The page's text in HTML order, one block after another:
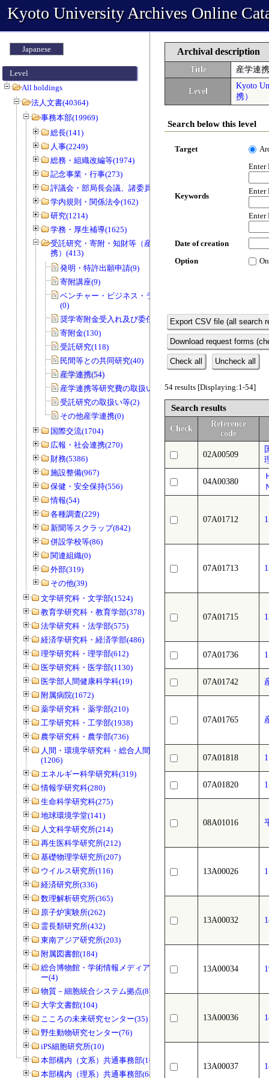
Kyoto University Archives Online
Japanese
Level
All holdings
法人文書(40364)
事務本部(19969)
総長(141)
人事(2249)
総務・組織改編等(1974)
記念事業・行事(273)
評議会・部局長会議、諸委員会等(1466)
学内規則・関係法令(162)
研究(1214)
学務・厚生補導(1625)
受託研究・寄附・知財等（産官学連
携）(413)
発明・特許出願申請(9)
寄附講座(9)
ベンチャー・ビジネス・ラボラトリー
(0)
奨学寄附金受入れ及び委任経理金(51)
寄附金(130)
受託研究(118)
民間等との共同研究(40)
産学連携(54)
産学連携等研究費の取扱い等(0)
受託研究の取扱い等(2)
その他産学連携(0)
国際交流(1704)
広報・社会連携(270)
財務(5386)
施設整備(967)
保健・安全保持(556)
情報(54)
各種調査(229)
新聞等スクラップ(842)
併設学校等(86)
関連組織(0)
外部(319)
その他(39)
文学研究科・文学部(1524)
教育学研究科・教育学部(378)
法学研究科・法学部(575)
経済学研究科・経済学部(486)
理学研究科・理学部(612)
医学研究科・医学部(1130)
医学部人間健康科学科(19)
附属病院(1672)
薬学研究科・薬学部(210)
工学研究科・工学部(1938)
農学研究科・農学部(736)
人間・環境学研究科・総合人間学部
(1206)
エネルギー科学研究科(319)
情報学研究科(280)
生命科学研究科(275)
地球環境学堂(141)
人文科学研究所(214)
再生医科学研究所(212)
基礎物理学研究所(207)
ウイルス研究所(116)
経済研究所(336)
数理解析研究所(365)
原子炉実験所(262)
霊長類研究所(432)
東南アジア研究所(203)
附属図書館(184)
総合博物館・学術情報メディアセンタ
ー(4)
物質－細胞統合システム拠点(8)
大学文書館(104)
こころの未来研究センター(35)
野生動物研究センター(76)
iPS細胞研究所(10)
本部構内（文系）共通事務部(165)
本部構内（理系）共通事務部(646)
Archival description
Title 産学連携
Level
Kyoto
携）
Search below this level
Target
Keywords
Enter
Enter
Enter
Date of creation
Option
Export CSV file (all search
Download request forms
Check all Uncheck all
54 results [Displaying:1-54]
Search results
Check
Reference
code
02A00509
04A00380
07A01712
07A01713
07A01715
07A01736
07A01742
07A01765
07A01818
07A01820
08A01016
13A00026
13A00032
13A00034
13A00036
13A00037